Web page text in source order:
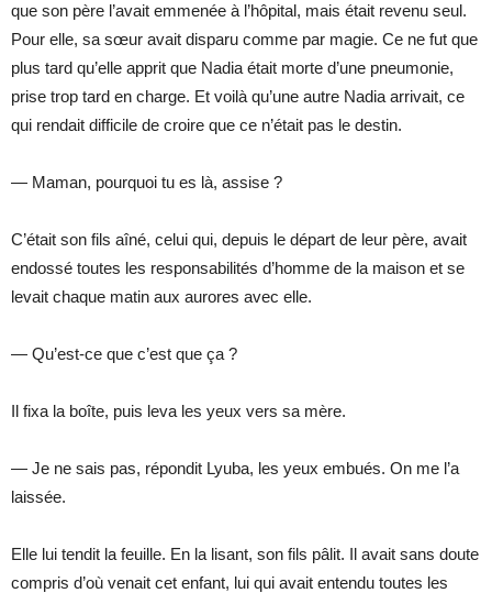
que son père l’avait emmenée à l’hôpital, mais était revenu seul.
Pour elle, sa sœur avait disparu comme par magie. Ce ne fut que
plus tard qu’elle apprit que Nadia était morte d’une pneumonie,
prise trop tard en charge. Et voilà qu’une autre Nadia arrivait, ce
qui rendait difficile de croire que ce n’était pas le destin.
— Maman, pourquoi tu es là, assise ?
C’était son fils aîné, celui qui, depuis le départ de leur père, avait
endossé toutes les responsabilités d’homme de la maison et se
levait chaque matin aux aurores avec elle.
— Qu’est-ce que c’est que ça ?
Il fixa la boîte, puis leva les yeux vers sa mère.
— Je ne sais pas, répondit Lyuba, les yeux embués. On me l’a
laissée.
Elle lui tendit la feuille. En la lisant, son fils pâlit. Il avait sans doute
compris d’où venait cet enfant, lui qui avait entendu toutes les